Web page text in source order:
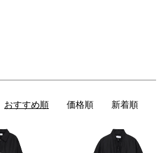
おすすめ順 価格順 新着順